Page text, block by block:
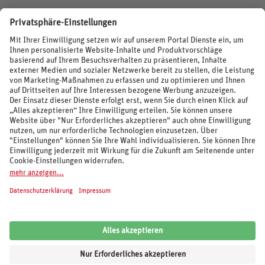
BEWERTUNGEN
SOCIAL MEDIA
REISEVERANSTALTER UND MARKEN
© 2026 REWE Reisen
Impressum
AGB Cookie-Einstellungen
Datenschutz
Unsere Inhalte: Standards und Meldung
Kundenbewertung:4,62 von5Sternen auf Grundlage von